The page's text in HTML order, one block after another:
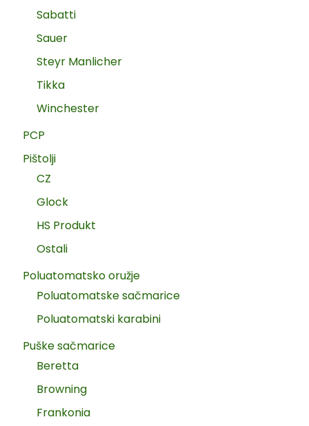
Sabatti
Sauer
Steyr Manlicher
Tikka
Winchester
PCP
Pištolji
CZ
Glock
HS Produkt
Ostali
Poluatomatsko oružje
Poluatomatske sačmarice
Poluatomatski karabini
Puške sačmarice
Beretta
Browning
Frankonia